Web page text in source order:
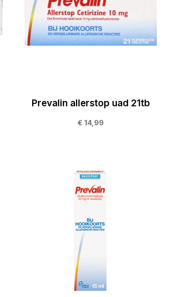
Prevalin allerstop uad 21tb
€ 14,99